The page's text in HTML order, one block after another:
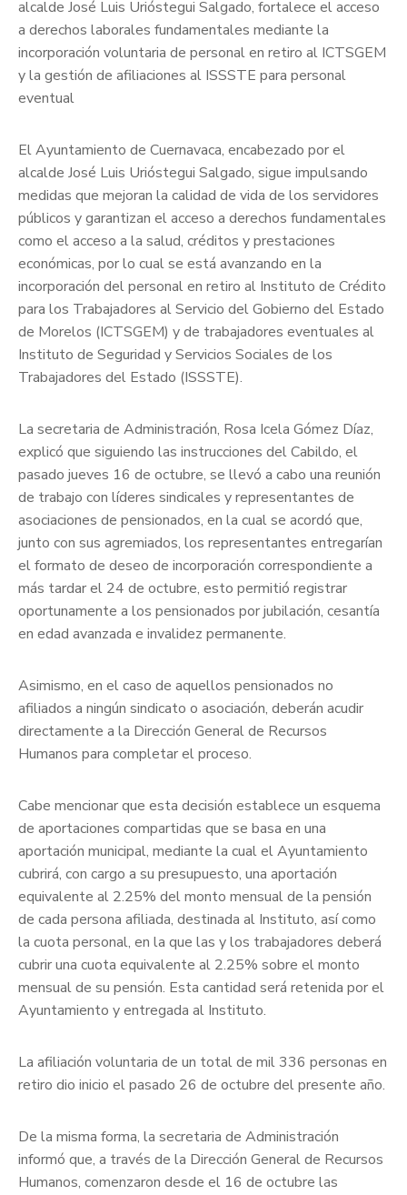
alcalde José Luis Urióstegui Salgado, fortalece el acceso
a derechos laborales fundamentales mediante la
incorporación voluntaria de personal en retiro al ICTSGEM
y la gestión de afiliaciones al ISSSTE para personal
eventual
El Ayuntamiento de Cuernavaca, encabezado por el
alcalde José Luis Urióstegui Salgado, sigue impulsando
medidas que mejoran la calidad de vida de los servidores
públicos y garantizan el acceso a derechos fundamentales
como el acceso a la salud, créditos y prestaciones
económicas, por lo cual se está avanzando en la
incorporación del personal en retiro al Instituto de Crédito
para los Trabajadores al Servicio del Gobierno del Estado
de Morelos (ICTSGEM) y de trabajadores eventuales al
Instituto de Seguridad y Servicios Sociales de los
Trabajadores del Estado (ISSSTE).
La secretaria de Administración, Rosa Icela Gómez Díaz,
explicó que siguiendo las instrucciones del Cabildo, el
pasado jueves 16 de octubre, se llevó a cabo una reunión
de trabajo con líderes sindicales y representantes de
asociaciones de pensionados, en la cual se acordó que,
junto con sus agremiados, los representantes entregarían
el formato de deseo de incorporación correspondiente a
más tardar el 24 de octubre, esto permitió registrar
oportunamente a los pensionados por jubilación, cesantía
en edad avanzada e invalidez permanente.
Asimismo, en el caso de aquellos pensionados no
afiliados a ningún sindicato o asociación, deberán acudir
directamente a la Dirección General de Recursos
Humanos para completar el proceso.
Cabe mencionar que esta decisión establece un esquema
de aportaciones compartidas que se basa en una
aportación municipal, mediante la cual el Ayuntamiento
cubrirá, con cargo a su presupuesto, una aportación
equivalente al 2.25% del monto mensual de la pensión
de cada persona afiliada, destinada al Instituto, así como
la cuota personal, en la que las y los trabajadores deberá
cubrir una cuota equivalente al 2.25% sobre el monto
mensual de su pensión. Esta cantidad será retenida por el
Ayuntamiento y entregada al Instituto.
La afiliación voluntaria de un total de mil 336 personas en
retiro dio inicio el pasado 26 de octubre del presente año.
De la misma forma, la secretaria de Administración
informó que, a través de la Dirección General de Recursos
Humanos, comenzaron desde el 16 de octubre las